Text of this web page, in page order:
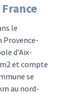
le
Provence-
d'Aix-
et compte
se
au nord-